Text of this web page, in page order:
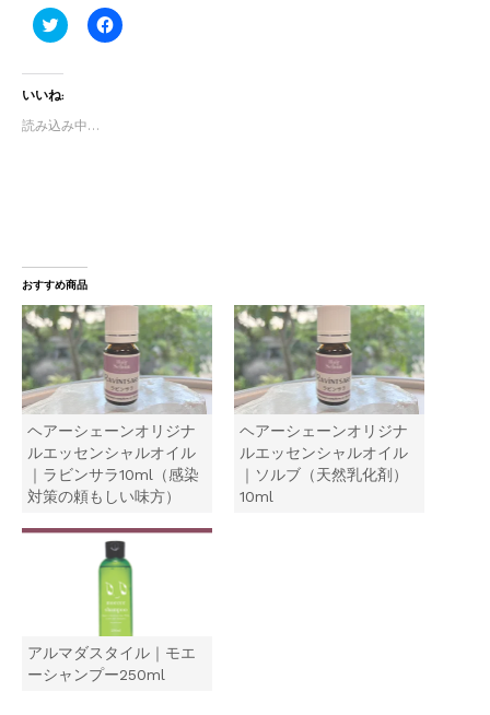
ク
リ
し
て
T
w
i
新
し
い
ウ
ィ
ン
ド
ウ
で
開
ま
す
)
F
a
て
だ
さ
い
(
新
し
い
ウ
ィ
ン
ド
ウ
で
き
ま
す
いいね:
読み込み中…
おすすめ商品
ヘアーシェーンオリジナ
ルエッセンシャルオイル
｜ラビンサラ10ml（感染
対策の頼もしい味方）
ヘアーシェーンオリジナ
ルエッセンシャルオイル
｜ソルブ（天然乳化剤）
10ml
アルマダスタイル｜モエ
ーシャンプー250ml